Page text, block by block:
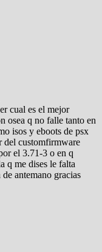
cual es el mejor
osea q no falle tanto en
isos y eboots de psx
del customfirmware
el 3.71-3 o en q
q me dises le falta
antemano gracias